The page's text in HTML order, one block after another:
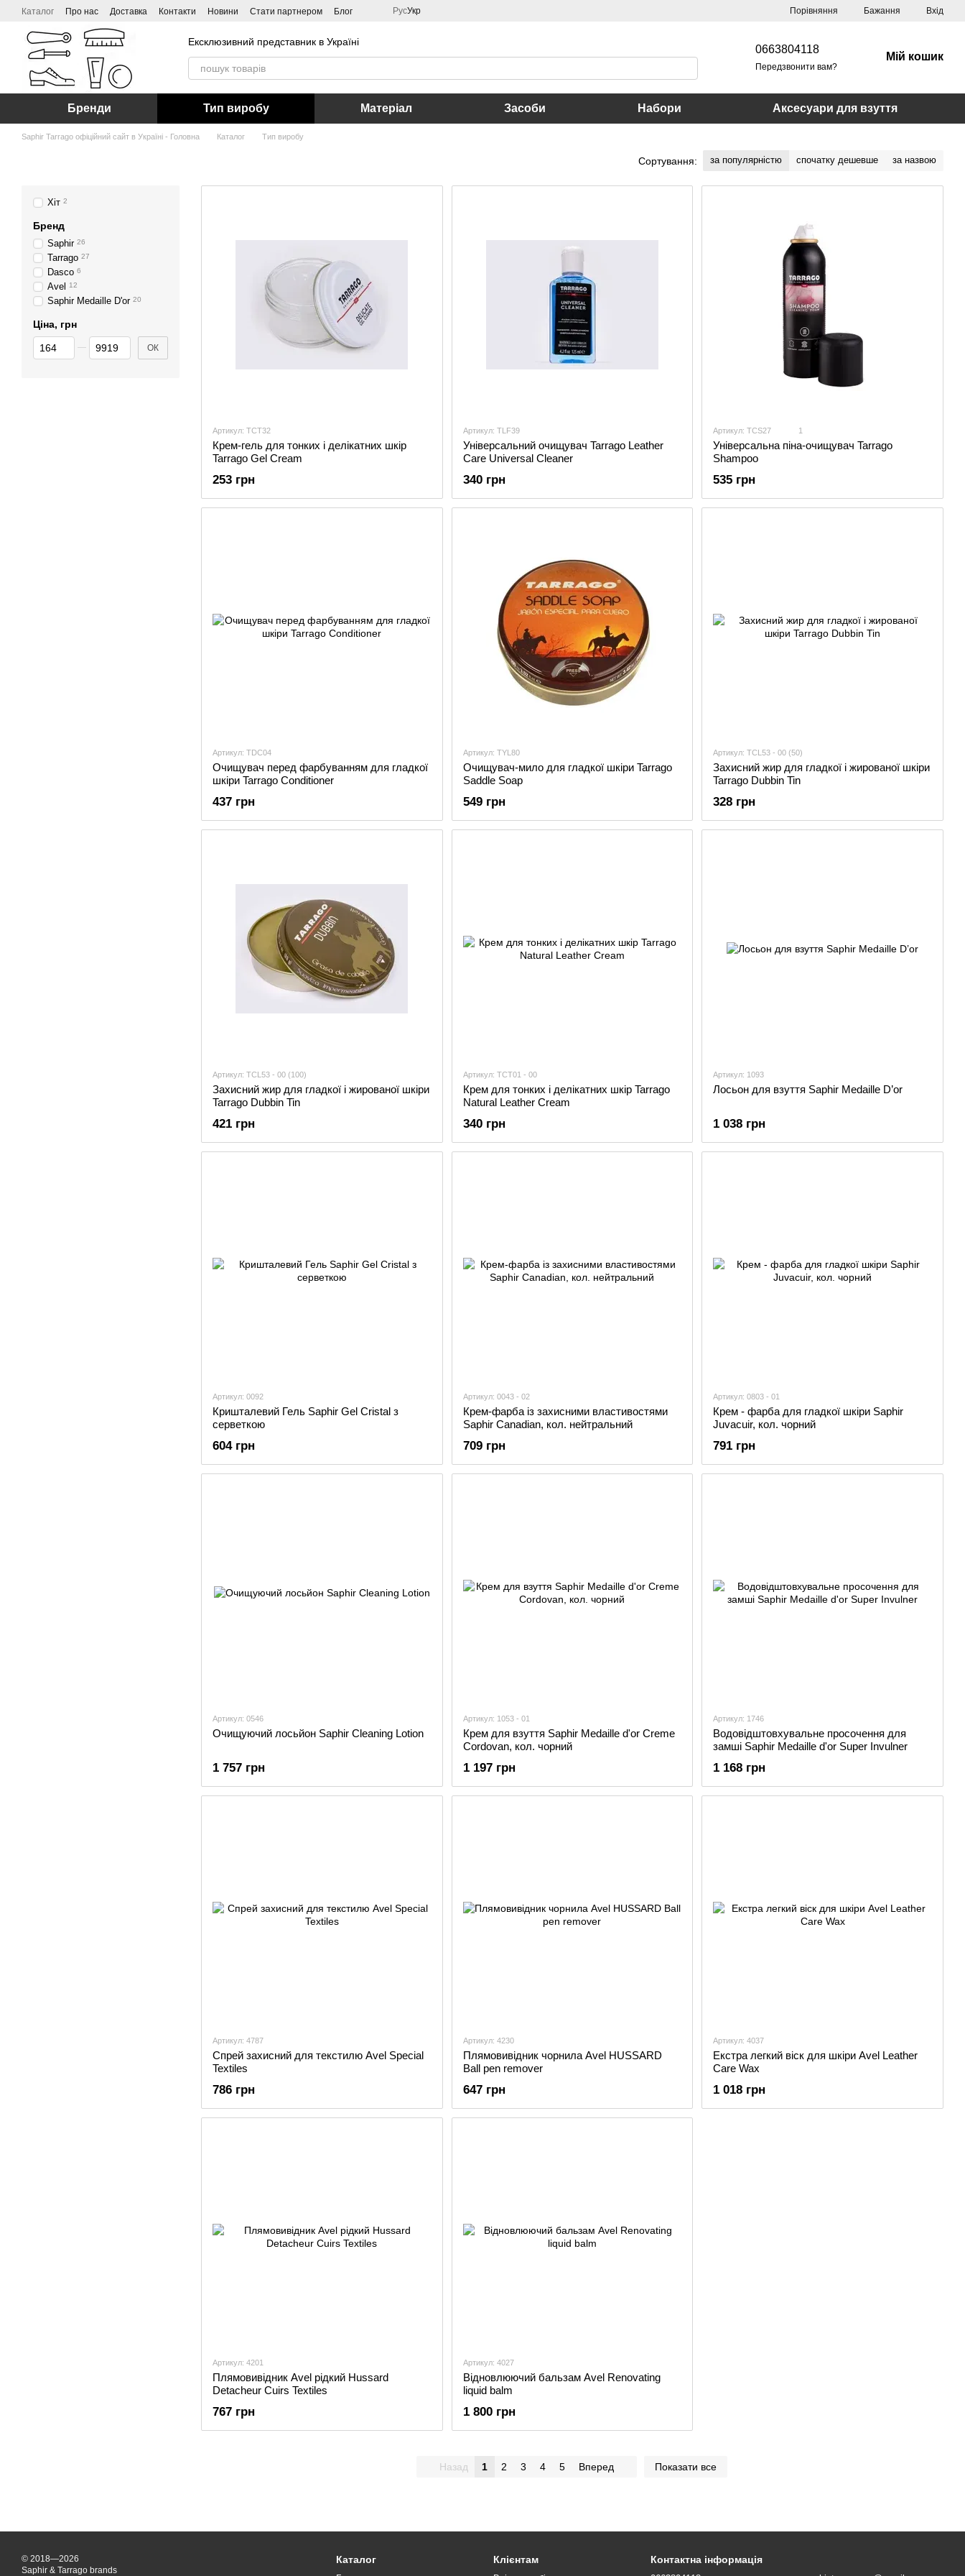
Перейти до основного контенту
Каталог Про нас Доставка Контакти Новини Стати партнером Блог РусУкр Порівняння Бажання Вхід
Ексклюзивний представник в Україні
0663804118
Передзвонити вам?
Мій кошик
Бренди Тип виробу Матеріал Засоби Набори Аксесуари для взуття
Saphir Tarrago офіційний сайт в Україні - Головна Каталог Тип виробу
Сортування: за популярністю спочатку дешевше за назвою
Артикул: TCT32
Крем-гель для тонких і делікатних шкір
Tarrago Gel Cream
253 грн
Артикул: TLF39
Універсальний очищувач Tarrago Leather
Care Universal Cleaner
340 грн
Артикул: TCS27 1
Універсальна піна-очищувач Tarrago
Shampoo
535 грн
Артикул: TDC04
Очищувач перед фарбуванням для гладкої
шкіри Tarrago Conditioner
437 грн
Артикул: TYL80
Очищувач-мило для гладкої шкіри Tarrago
Saddle Soap
549 грн
Артикул: TCL53 - 00 (50)
Захисний жир для гладкої і жированої шкіри
Tarrago Dubbin Tin
328 грн
Артикул: TCL53 - 00 (100)
Захисний жир для гладкої і жированої шкіри
Tarrago Dubbin Tin
421 грн
Артикул: TCT01 - 00
Крем для тонких і делікатних шкір Tarrago
Natural Leather Cream
340 грн
Артикул: 1093
Лосьон для взуття Saphir Medaille D’or
1 038 грн
Артикул: 0092
Кришталевий Гель Saphir Gel Cristal з
серветкою
604 грн
Артикул: 0043 - 02
Крем-фарба із захисними властивостями
Saphir Canadian, кол. нейтральний
709 грн
Артикул: 0803 - 01
Крем - фарба для гладкої шкіри Saphir
Juvacuir, кол. чорний
791 грн
Артикул: 0546
Очищуючий лосьйон Saphir Cleaning Lotion
1 757 грн
Артикул: 1053 - 01
Крем для взуття Saphir Medaille d'or Creme
Cordovan, кол. чорний
1 197 грн
Артикул: 1746
Водовідштовхувальне просочення для
замші Saphir Medaille d'or Super Invulner
1 168 грн
Артикул: 4787
Спрей захисний для текстилю Avel Special
Textiles
786 грн
Артикул: 4230
Плямовивідник чорнила Avel HUSSARD
Ball pen remover
647 грн
Артикул: 4037
Екстра легкий віск для шкіри Avel Leather
Care Wax
1 018 грн
Артикул: 4201
Плямовивідник Avel рідкий Hussard
Detacheur Cuirs Textiles
767 грн
Артикул: 4027
Відновлюючий бальзам Avel Renovating
liquid balm
1 800 грн
Назад 1 2 3 4 5 Вперед Показати все
Хіт 2
Бренд
Saphir 26
Tarrago 27
Dasco 6
Avel 12
Saphir Medaille D'or 20
Ціна, грн
Від Ціна, грн
До Ціна, грн ОК
© 2018—2026
Saphir & Tarrago brands
Каталог Клієнтам Контактна інформація